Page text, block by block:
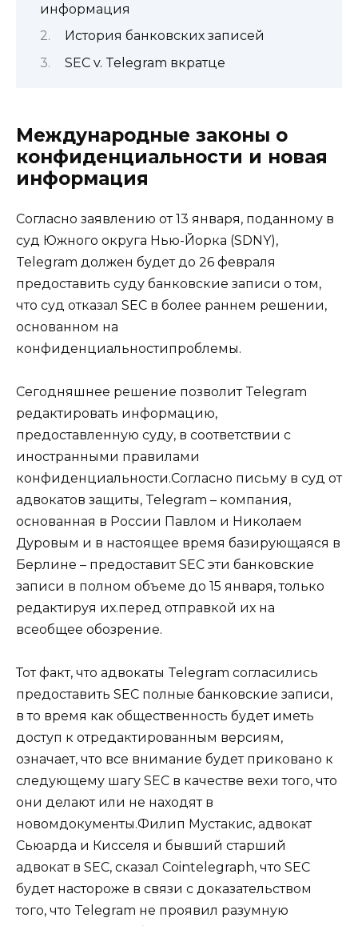
информация
История банковских записей
SEC v. Telegram вкратце
Международные законы о
конфиденциальности и новая
информация
Согласно заявлению от 13 января, поданному в
суд Южного округа Нью-Йорка (SDNY),
Telegram должен будет до 26 февраля
предоставить суду банковские записи о том,
что суд отказал SEC в более раннем решении,
основанном на
конфиденциальностипроблемы.
Сегодняшнее решение позволит Telegram
редактировать информацию,
предоставленную суду, в соответствии с
иностранными правилами
конфиденциальности.Согласно письму в суд от
адвокатов защиты, Telegram – компания,
основанная в России Павлом и Николаем
Дуровым и в настоящее время базирующаяся в
Берлине – предоставит SEC эти банковские
записи в полном объеме до 15 января, только
редактируя их.перед отправкой их на
всеобщее обозрение.
Тот факт, что адвокаты Telegram согласились
предоставить SEC полные банковские записи,
в то время как общественность будет иметь
доступ к отредактированным версиям,
означает, что все внимание будет приковано к
следующему шагу SEC в качестве вехи того, что
они делают или не находят в
новомдокументы.Филип Мустакис, адвокат
Сьюарда и Кисселя и бывший старший
адвокат в SEC, сказал Cointelegraph, что SEC
будет настороже в связи с доказательством
того, что Telegram не проявил разумную